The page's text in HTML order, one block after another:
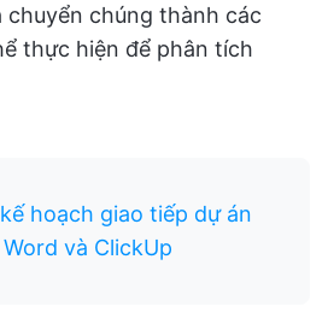
chuyển chúng thành các
thực hiện để phân tích
hoạch giao tiếp dự án
và ClickUp